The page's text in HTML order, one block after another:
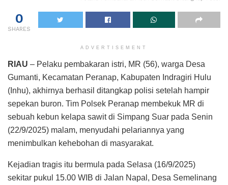
0
SHARES
ADVERTISEMENT
RIAU – Pelaku pembakaran istri, MR (56), warga Desa
Gumanti, Kecamatan Peranap, Kabupaten Indragiri Hulu
(Inhu), akhirnya berhasil ditangkap polisi setelah hampir
sepekan buron. Tim Polsek Peranap membekuk MR di
sebuah kebun kelapa sawit di Simpang Suar pada Senin
(22/9/2025) malam, menyudahi pelariannya yang
menimbulkan kehebohan di masyarakat.
Kejadian tragis itu bermula pada Selasa (16/9/2025)
sekitar pukul 15.00 WIB di Jalan Napal, Desa Semelinang